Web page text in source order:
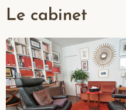
Le cabinet